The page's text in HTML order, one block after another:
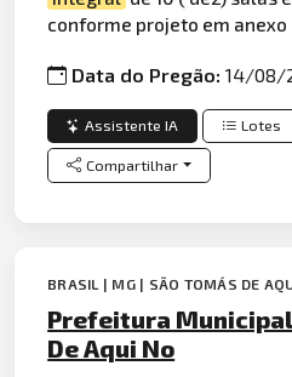
conforme projeto em anexo
Data do Pregão:14/08/
Assistente IA Lotes
Compartilhar
BRASIL | MG | SÃO TOMÁS DE
Prefeitura Municipal
De Aqui No